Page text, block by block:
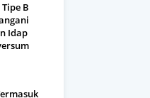
B
Idap